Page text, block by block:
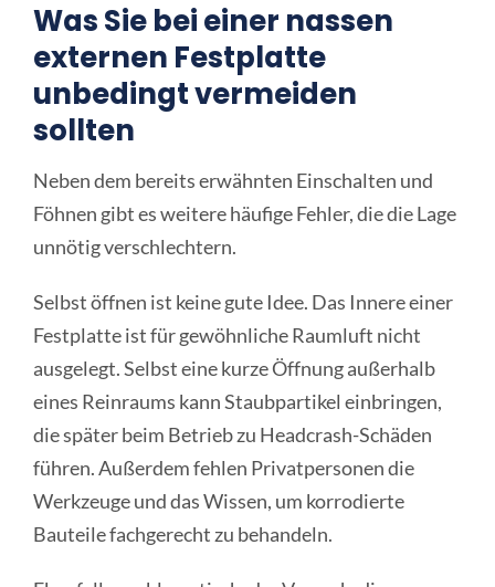
Was Sie bei einer nassen
externen Festplatte
unbedingt vermeiden
sollten
Neben dem bereits erwähnten Einschalten und
Föhnen gibt es weitere häufige Fehler, die die Lage
unnötig verschlechtern.
Selbst öffnen ist keine gute Idee. Das Innere einer
Festplatte ist für gewöhnliche Raumluft nicht
ausgelegt. Selbst eine kurze Öffnung außerhalb
eines Reinraums kann Staubpartikel einbringen,
die später beim Betrieb zu Headcrash-Schäden
führen. Außerdem fehlen Privatpersonen die
Werkzeuge und das Wissen, um korrodierte
Bauteile fachgerecht zu behandeln.